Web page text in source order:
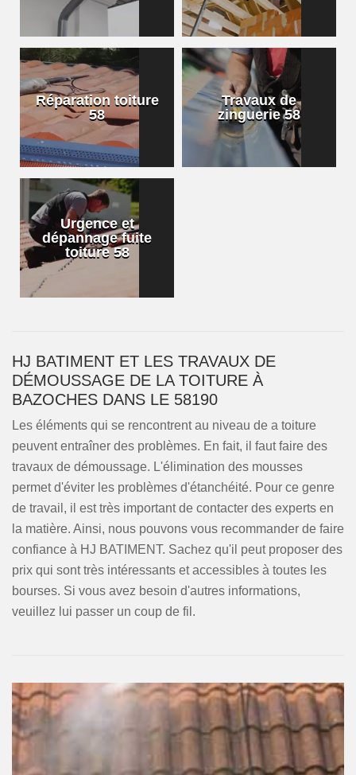
Réparation toiture
58
Travaux de
zinguerie 58
Urgence et
dépannage fuite
toiture 58
HJ BATIMENT ET LES TRAVAUX DE
DÉMOUSSAGE DE LA TOITURE À
BAZOCHES DANS LE 58190
Les éléments qui se rencontrent au niveau de a toiture
peuvent entraîner des problèmes. En fait, il faut faire des
travaux de démoussage. L'élimination des mousses
permet d'éviter les problèmes d'étanchéité. Pour ce genre
de travail, il est très important de contacter des experts en
la matière. Ainsi, nous pouvons vous recommander de faire
confiance à HJ BATIMENT. Sachez qu'il peut proposer des
prix qui sont très intéressants et accessibles à toutes les
bourses. Si vous avez besoin d'autres informations,
veuillez lui passer un coup de fil.